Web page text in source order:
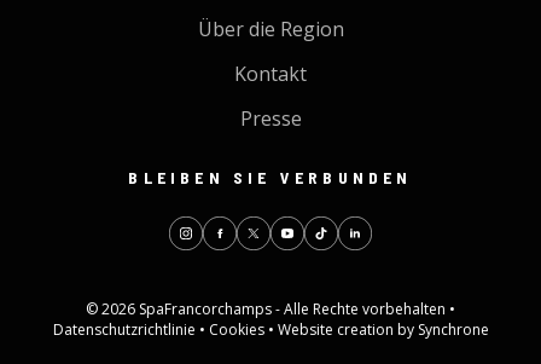
Über die Region
Kontakt
Presse
BLEIBEN SIE VERBUNDEN
© 2026 SpaFrancorchamps - Alle Rechte vorbehalten •
Datenschutzrichtlinie • Cookies • Website creation by Synchrone